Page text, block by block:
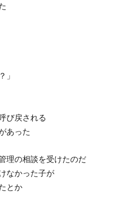
」
び戻される
あった
理の相談を受けたのだ
なかった子が
とか